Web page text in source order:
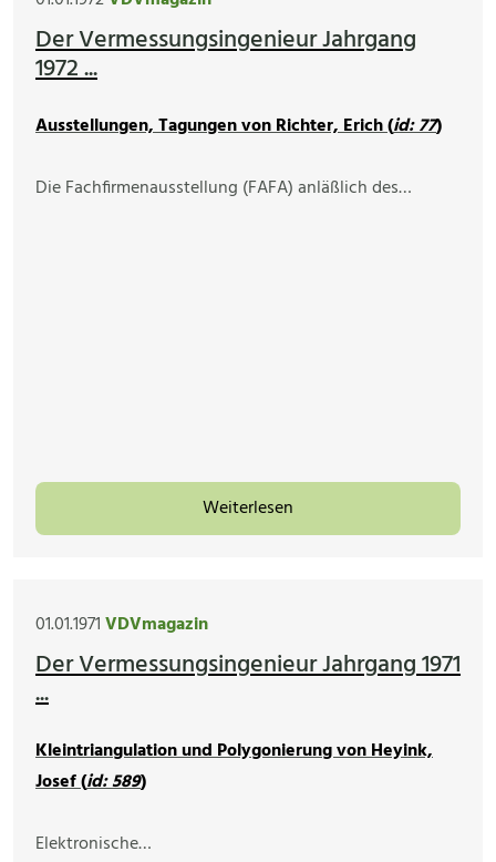
Der Vermessungsingenieur Jahrgang
1972 ...
Ausstellungen, Tagungen von Richter, Erich (id: 77)
Die Fachfirmenausstellung (FAFA) anläßlich des…
Weiterlesen
01.01.1971VDVmagazin
Der Vermessungsingenieur Jahrgang 1971
...
Kleintriangulation und Polygonierung von Heyink,
Josef (id: 589)
Elektronische…